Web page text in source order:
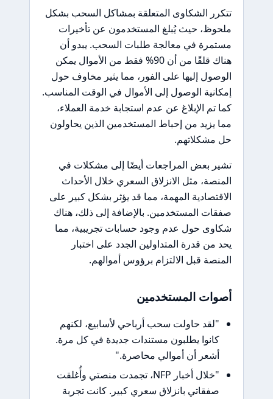
تتكرر الشكاوى المتعلقة بمشاكل السحب بشكل
ملحوظ، حيث يُبلغ المستخدمون عن تأخيرات
مستمرة في معالجة طلبات السحب. يبدو أن
هناك قلقًا من أن 90% فقط من الأموال يمكن
الوصول إليها على الفور، مما يثير مخاوف حول
إمكانية الوصول إلى الأموال في الوقت المناسب.
كما تم الإبلاغ عن عدم استجابة خدمة العملاء،
مما يزيد من إحباط المستخدمين الذين يحاولون
حل مشكلاتهم.
تشير بعض المراجعات أيضًا إلى مشكلات في
المنصة، مثل الانزلاق السعري خلال الأحداث
الاقتصادية المهمة، مما قد يؤثر بشكل كبير على
صفقات المستخدمين. بالإضافة إلى ذلك، هناك
شكاوى حول عدم وجود حسابات تجريبية، مما
يحد من قدرة المتداولين الجدد على اختبار
المنصة قبل الالتزام برؤوس أموالهم.
أصوات المستخدمين
"لقد حاولت سحب أرباحي لأسابيع، لكنهم
كانوا يطلبون مستندات جديدة في كل مرة.
أشعر أن أموالي محاصرة."
"خلال أخبار NFP، تجمدت منصتي وأُغلقت
صفقاتي بانزلاق سعري كبير. كانت تجربة